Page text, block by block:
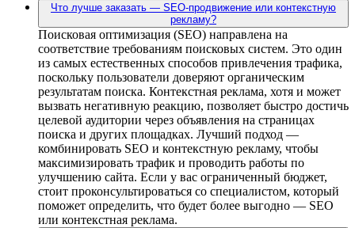
Что лучше заказать — SEO-продвижение или контекстную
рекламу?
Поисковая оптимизация (SEO) направлена на
соответствие требованиям поисковых систем. Это один
из самых естественных способов привлечения трафика,
поскольку пользователи доверяют органическим
результатам поиска. Контекстная реклама, хотя и может
вызвать негативную реакцию, позволяет быстро достичь
целевой аудитории через объявления на страницах
поиска и других площадках. Лучший подход —
комбинировать SEO и контекстную рекламу, чтобы
максимизировать трафик и проводить работы по
улучшению сайта. Если у вас ограниченный бюджет,
стоит проконсультироваться со специалистом, который
поможет определить, что будет более выгодно — SEO
или контекстная реклама.